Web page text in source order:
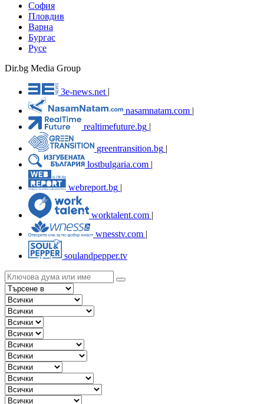
София
Пловдив
Варна
Бургас
Русе
Dir.bg Media Group
3e-news.net
nasamnatam.com |
realtimefuture.bg |
greentransition.bg |
lostbulgaria.com |
webreport.bg
worktalent.com |
wnesstv.com |
soulandpepper.tv